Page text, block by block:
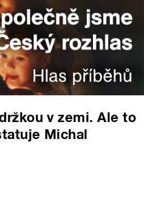
v zemi. Ale to
Michal